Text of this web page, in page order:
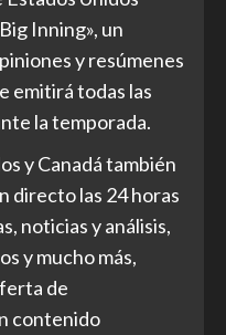
Inning», un
y resúmenes
emitirá todas las
la temporada.
y Canadá también
directo las 24 horas
noticias y análisis,
y mucho más,
de
contenido